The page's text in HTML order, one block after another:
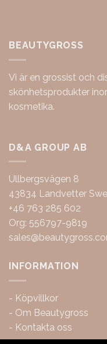
BEAUTYGROSS
Vi är en grossist och
skönhetsprodukter
kosmetika.
D&A GROUP AB
Ullbergsvägen 8
43834 Landvetter
+46 763 285 602
Org: 556797-9819
INFORMATION
- Köpvillkor
- Om Beautygross
- Kontakta oss